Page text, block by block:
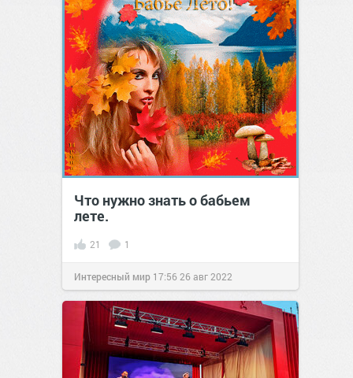
Что нужно знать о бабьем
лете.
21 1
Интересный мир 17:56 26 авг 2022